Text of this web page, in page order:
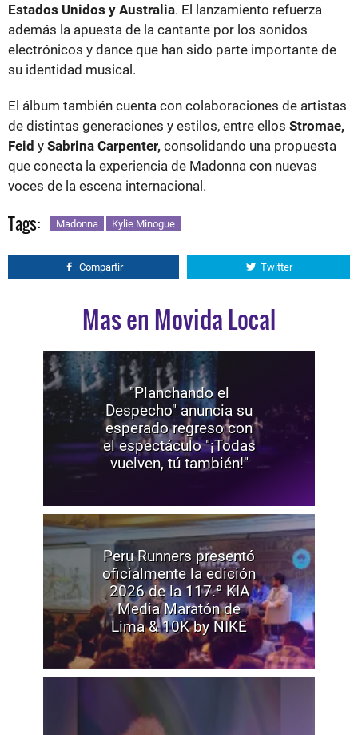
Estados Unidos y Australia. El lanzamiento refuerza
además la apuesta de la cantante por los sonidos
electrónicos y dance que han sido parte importante de
su identidad musical.
El álbum también cuenta con colaboraciones de artistas
de distintas generaciones y estilos, entre ellos Stromae,
Feid y Sabrina Carpenter, consolidando una propuesta
que conecta la experiencia de Madonna con nuevas
voces de la escena internacional.
Tags: Madonna Kylie Minogue
Compartir Twitter
Mas en Movida Local
"Planchando el
Despecho" anuncia su
esperado regreso con
el espectáculo "¡Todas
vuelven, tú también!"
Peru Runners presentó
oficialmente la edición
2026 de la 117.ª KIA
Media Maratón de
Lima & 10K by NIKE